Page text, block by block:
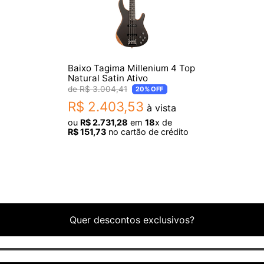
Baixo Tagima Millenium 4 Top
Natural Satin Ativo
R$ 3.004,41 20%OFF
R$ 2.403,53 à vista
ou R$2.731,28 em 18x de
R$151,73 no cartão de crédito
Quer descontos exclusivos?